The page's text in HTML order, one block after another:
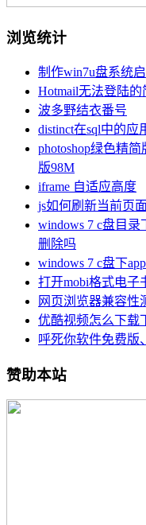
浏览统计
制作win7u盘系统
Hotmail无法登陆
波多野结衣番号
distinct在sql中的应
photoshop绿色精简
版98M
iframe 自适应高度
js如何刷新当前页面
windows 7 c盘目录
删除吗
windows 7 c盘下
打开mobi格式电子
网页浏览器兼容性
优酷视频怎么下载
呼死你软件免费版
赞助本站